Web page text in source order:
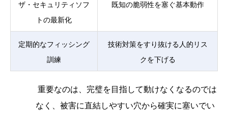
ザ・セキュリティソフ
トの最新化
既知の脆弱性を塞ぐ基本動作
定期的なフィッシング
訓練
技術対策をすり抜ける人的リス
クを下げる
重要なのは、完璧を目指して動けなくなるのでは
なく、被害に直結しやすい穴から確実に塞いでい